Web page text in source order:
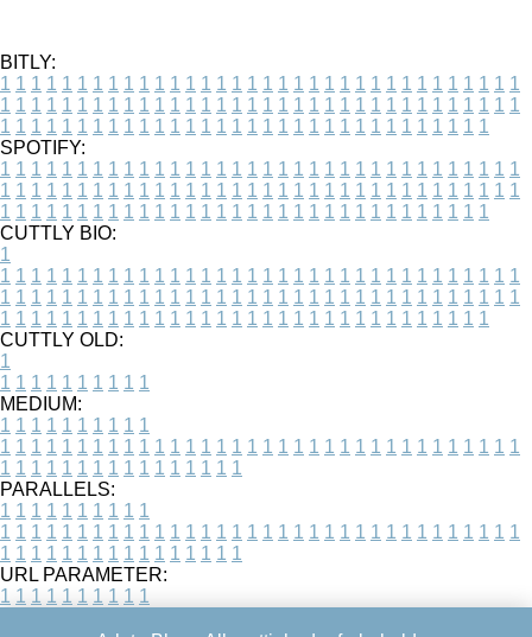
BITLY:
1 1 1 1 1 1 1 1 1 1 1 1 1 1 1 1 1 1 1 1 1 1 1 1 1 1 1 1 1 1 1 1 1 1
1 1 1 1 1 1 1 1 1 1 1 1 1 1 1 1 1 1 1 1 1 1 1 1 1 1 1 1 1 1 1 1 1 1
1 1 1 1 1 1 1 1 1 1 1 1 1 1 1 1 1 1 1 1 1 1 1 1 1 1 1 1 1 1 1 1
SPOTIFY:
1 1 1 1 1 1 1 1 1 1 1 1 1 1 1 1 1 1 1 1 1 1 1 1 1 1 1 1 1 1 1 1 1 1
1 1 1 1 1 1 1 1 1 1 1 1 1 1 1 1 1 1 1 1 1 1 1 1 1 1 1 1 1 1 1 1 1 1
1 1 1 1 1 1 1 1 1 1 1 1 1 1 1 1 1 1 1 1 1 1 1 1 1 1 1 1 1 1 1 1
CUTTLY BIO:
1
1 1 1 1 1 1 1 1 1 1 1 1 1 1 1 1 1 1 1 1 1 1 1 1 1 1 1 1 1 1 1 1 1 1
1 1 1 1 1 1 1 1 1 1 1 1 1 1 1 1 1 1 1 1 1 1 1 1 1 1 1 1 1 1 1 1 1 1
1 1 1 1 1 1 1 1 1 1 1 1 1 1 1 1 1 1 1 1 1 1 1 1 1 1 1 1 1 1 1 1
CUTTLY OLD:
1
1 1 1 1 1 1 1 1 1 1
MEDIUM:
1 1 1 1 1 1 1 1 1 1
1 1 1 1 1 1 1 1 1 1 1 1 1 1 1 1 1 1 1 1 1 1 1 1 1 1 1 1 1 1 1 1 1 1
1 1 1 1 1 1 1 1 1 1 1 1 1 1 1 1
PARALLELS:
1 1 1 1 1 1 1 1 1 1
1 1 1 1 1 1 1 1 1 1 1 1 1 1 1 1 1 1 1 1 1 1 1 1 1 1 1 1 1 1 1 1 1 1
1 1 1 1 1 1 1 1 1 1 1 1 1 1 1 1
URL PARAMETER:
1 1 1 1 1 1 1 1 1 1